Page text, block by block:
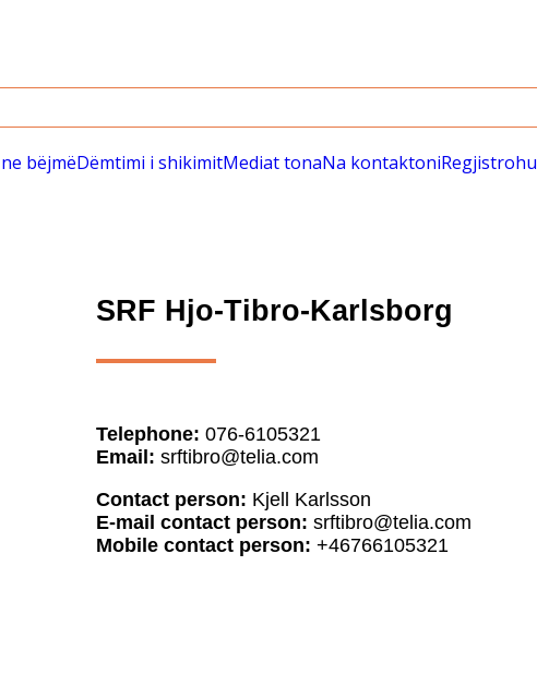
bëjmëDëmtimi i shikimitMediat tonaNa kontaktoniRegjistrohu
SRF Hjo-Tibro-Karlsborg
Telephone: 076-6105321
Email: srftibro@telia.com
Contact person: Kjell Karlsson
E-mail contact person: srftibro@telia.com
Mobile contact person: +46766105321